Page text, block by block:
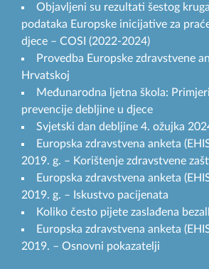
Objavljeni su rezultati šestog
podataka Europske inicijative za
djece – COSI (2022-2024)
Provedba Europske zdravstvene
Hrvatskoj
Međunarodna ljetna škola:
prevencije debljine u djece
Svjetski dan debljine 4. ožujka
Europska zdravstvena anketa
2019. g. – Korištenje zdravstvene
Europska zdravstvena anketa
2019. g. – Iskustvo pacijenata
Koliko često pijete zaslađena
Europska zdravstvena anketa
2019. – Osnovni pokazatelji